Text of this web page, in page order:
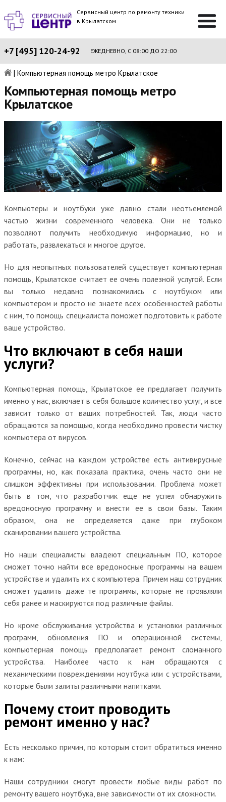
Сервисный центр по ремонту техники
в Крылатском
+7 [495] 120-24-92 ЕЖЕДНЕВНО, С 08:00 ДО 22:00
| Компьютерная помощь метро Крылатское
Компьютерная помощь метро
Крылатское
Компьютеры и ноутбуки уже давно стали неотъемлемой
частью жизни современного человека. Они не только
позволяют получить необходимую информацию, но и
работать, развлекаться и многое другое.
Но для неопытных пользователей существует компьютерная
помощь, Крылатское считает ее очень полезной услугой. Если
вы только недавно познакомились с ноутбуком или
компьютером и просто не знаете всех особенностей работы
с ним, то помощь специалиста поможет подготовить к работе
ваше устройство.
Что включают в себя наши
услуги?
Компьютерная помощь, Крылатское ее предлагает получить
именно у нас, включает в себя большое количество услуг, и все
зависит только от ваших потребностей. Так, люди часто
обращаются за помощью, когда необходимо провести чистку
компьютера от вирусов.
Конечно, сейчас на каждом устройстве есть антивирусные
программы, но, как показала практика, очень часто они не
слишком эффективны при использовании. Проблема может
быть в том, что разработчик еще не успел обнаружить
вредоносную программу и внести ее в свои базы. Таким
образом, она не определяется даже при глубоком
сканировании вашего устройства.
Но наши специалисты владеют специальным ПО, которое
сможет точно найти все вредоносные программы на вашем
устройстве и удалить их с компьютера. Причем наш сотрудник
сможет удалить даже те программы, которые не проявляли
себя ранее и маскируются под различные файлы.
Но кроме обслуживания устройства и установки различных
программ, обновления ПО и операционной системы,
компьютерная помощь предполагает ремонт сломанного
устройства. Наиболее часто к нам обращаются с
механическими повреждениями ноутбука или с устройствами,
которые были залиты различными напитками.
Почему стоит проводить
ремонт именно у нас?
Есть несколько причин, по которым стоит обратиться именно
к нам:
Наши сотрудники смогут провести любые виды работ по
ремонту вашего ноутбука, вне зависимости от их сложности.